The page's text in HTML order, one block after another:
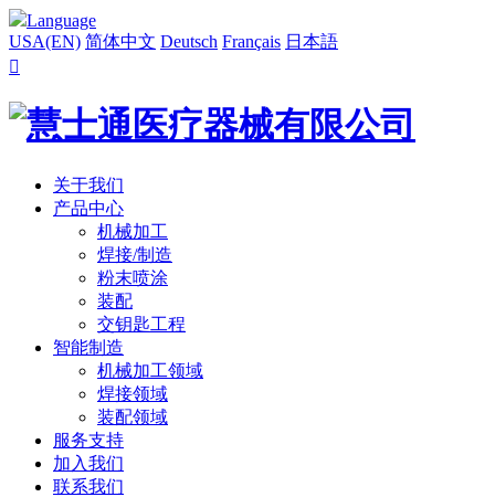
Language
USA(EN) 简体中文 Deutsch Français 日本語

关于我们
产品中心
机械加工
焊接/制造
粉末喷涂
装配
交钥匙工程
智能制造
机械加工领域
焊接领域
装配领域
服务支持
加入我们
联系我们